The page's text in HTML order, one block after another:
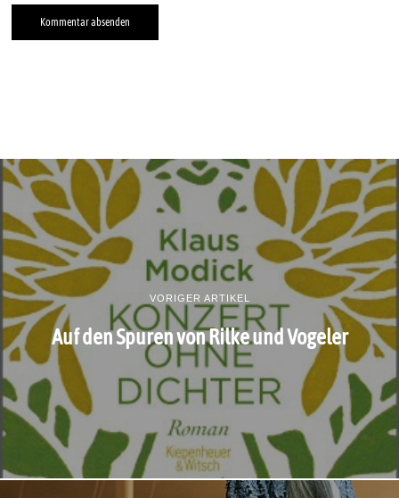
VORIGER ARTIKEL
Auf den Spuren von Rilke und Vogeler